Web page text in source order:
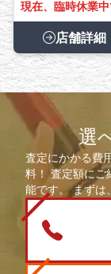
現在、臨時休業中
店舗詳細
選
査定にかかる費
料！ 査定額にご
能です。 まずは